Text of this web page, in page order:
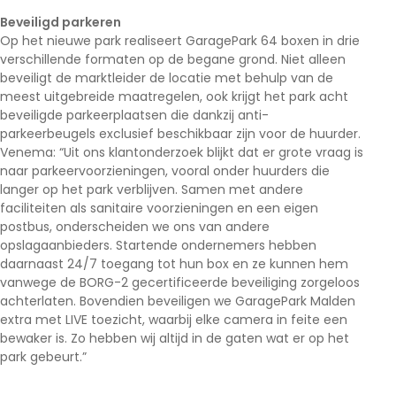
Beveiligd parkeren
Op het nieuwe park realiseert GaragePark 64 boxen in drie
verschillende formaten op de begane grond. Niet alleen
beveiligt de marktleider de locatie met behulp van de
meest uitgebreide maatregelen, ook krijgt het park acht
beveiligde parkeerplaatsen die dankzij anti-
parkeerbeugels exclusief beschikbaar zijn voor de huurder.
Venema: “Uit ons klantonderzoek blijkt dat er grote vraag is
naar parkeervoorzieningen, vooral onder huurders die
langer op het park verblijven. Samen met andere
faciliteiten als sanitaire voorzieningen en een eigen
postbus, onderscheiden we ons van andere
opslagaanbieders. Startende ondernemers hebben
daarnaast 24/7 toegang tot hun box en ze kunnen hem
vanwege de BORG-2 gecertificeerde beveiliging zorgeloos
achterlaten. Bovendien beveiligen we GaragePark Malden
extra met LIVE toezicht, waarbij elke camera in feite een
bewaker is. Zo hebben wij altijd in de gaten wat er op het
park gebeurt.”